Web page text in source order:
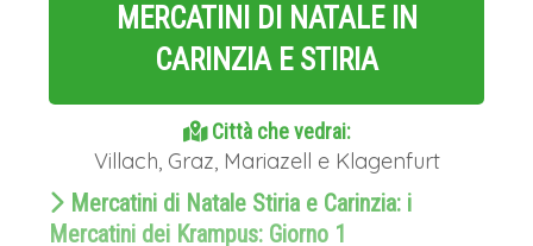
MERCATINI DI NATALE IN
CARINZIA E STIRIA
Città che vedrai:
Villach, Graz, Mariazell e Klagenfurt
Mercatini di Natale Stiria e Carinzia: i
Mercatini dei Krampus: Giorno 1